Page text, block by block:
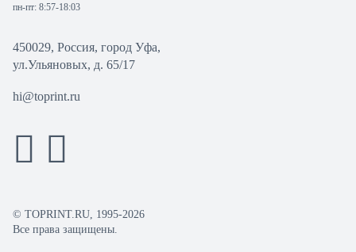
пн-пт: 8:57-18:03
450029, Россия, город Уфа,
ул.Ульяновых, д. 65/17
hi@toprint.ru
© TOPRINT.RU, 1995-2026
Все права защищены.